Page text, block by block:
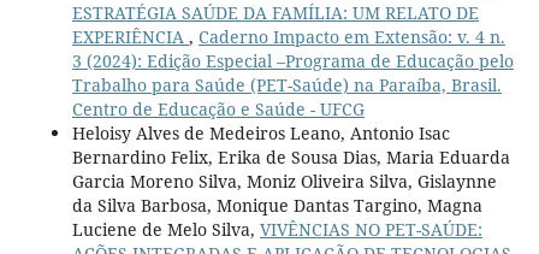
ESTRATÉGIA SAÚDE DA FAMÍLIA: UM RELATO DE
EXPERIÊNCIA , Caderno Impacto em Extensão: v. 4 n.
3 (2024): Edição Especial –Programa de Educação pelo
Trabalho para Saúde (PET-Saúde) na Paraíba, Brasil.
Centro de Educação e Saúde - UFCG
Heloisy Alves de Medeiros Leano, Antonio Isac
Bernardino Felix, Erika de Sousa Dias, Maria Eduarda
Garcia Moreno Silva, Moniz Oliveira Silva, Gislaynne
da Silva Barbosa, Monique Dantas Targino, Magna
Luciene de Melo Silva, VIVÊNCIAS NO PET-SAÚDE: